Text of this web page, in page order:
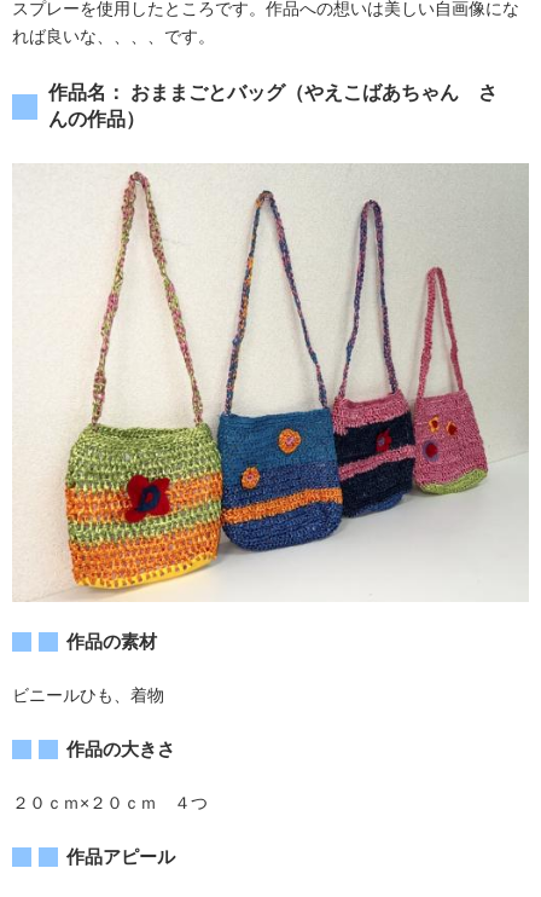
スプレーを使用したところです。作品への想いは美しい自画像にな
れば良いな、、、、です。
作品名： おままごとバッグ（やえこばあちゃん さ
んの作品）
作品の素材
ビニールひも、着物
作品の大きさ
２０ｃｍ×２０ｃｍ ４つ
作品アピール